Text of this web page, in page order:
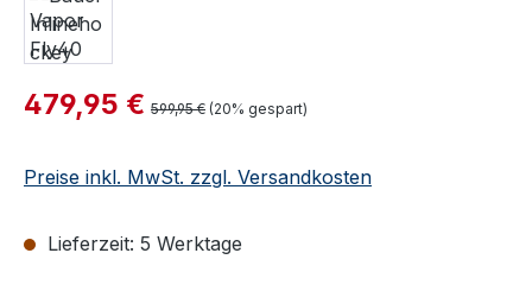
Verkaufspreis:
479,95 € Regulärer Preis:
599,95 € (20% gespart)
Preise inkl. MwSt. zzgl. Versandkosten
Lieferzeit: 5 Werktage